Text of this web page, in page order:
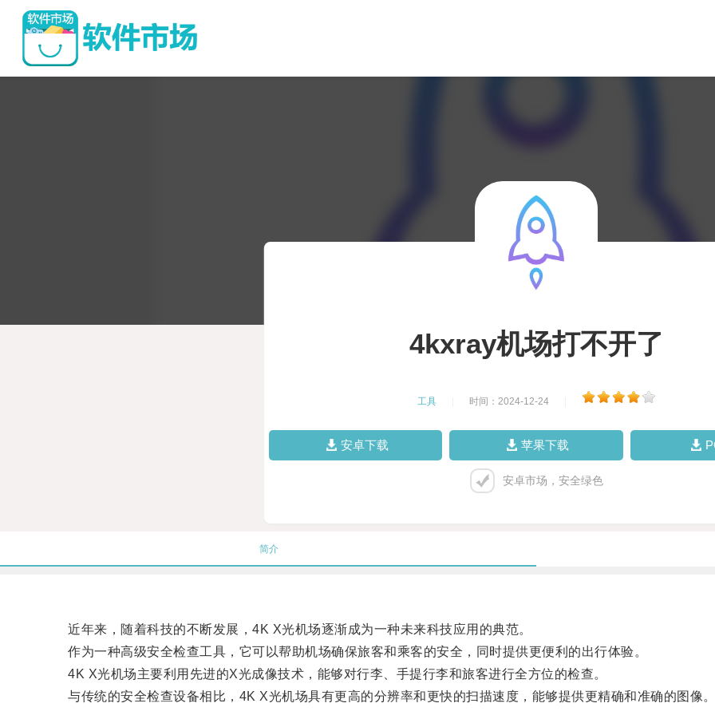
4kxray机场打不开了
工具 时间：2024-12-24
安卓下载 苹果下载
安卓市场，安全绿色
简介
近年来，随着科技的不断发展，4K X光机场逐渐成为一种未来科技应用的典范。
作为一种高级安全检查工具，它可以帮助机场确保旅客和乘客的安全，同时提供更便利的出行体验。
4K X光机场主要利用先进的X光成像技术，能够对行李、手提行李和旅客进行全方位的检查。
与传统的安全检查设备相比，4K X光机场具有更高的分辨率和更快的扫描速度，能够提供更精确和准确的图像。